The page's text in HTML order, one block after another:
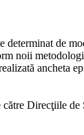
determinat de
noii
ancheta
Direcţiile